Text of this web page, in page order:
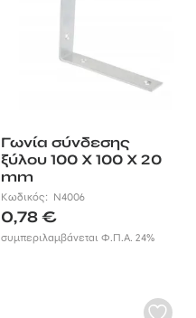
Γωνία σύνδεσης
ξύλου 100 X 100 X 20
mm
Κωδικός: N4006
0,78€
συμπεριλαμβάνεται Φ.Π.Α. 24%